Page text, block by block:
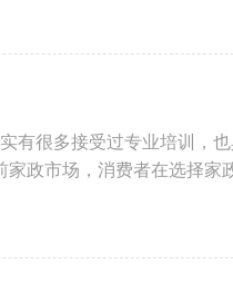
有很多接受过专业培训，
家政市场，消费者在选择家